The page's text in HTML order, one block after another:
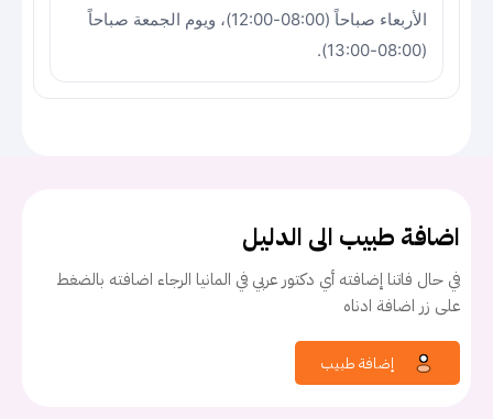
الأربعاء صباحاً (08:00-12:00)، ويوم الجمعة صباحاً
(08:00-13:00).
اضافة طبيب الى الدليل
في حال فاتنا إضافته أي دكتور عربي في المانيا الرجاء اضافته بالضغط
على زر اضافة ادناه